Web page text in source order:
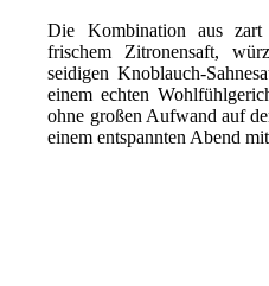
Die Kombination aus zart
frischem Zitronensaft,
seidigen Knoblauch-
einem echten
ohne großen Aufwand auf
einem entspannten Abend